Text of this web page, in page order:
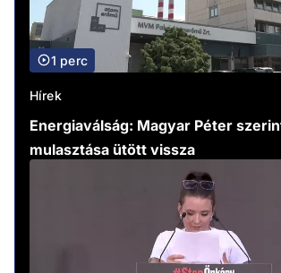
1 perc
Hírek
Energiaválság: Magyar Péter
mulasztása ütött vissza